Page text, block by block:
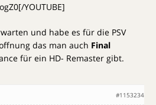
YOUTUBE]
und habe es für die PSV
das man auch Final
für ein HD- Remaster gibt.
#1153234